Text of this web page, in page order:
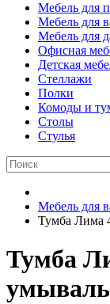
Мебель для
Мебель для
Мебель для
Офисная
Детская
Стеллажи
Полки
Комоды и
Столы
Стулья
Мебель для
Тумба Лима
Тумба